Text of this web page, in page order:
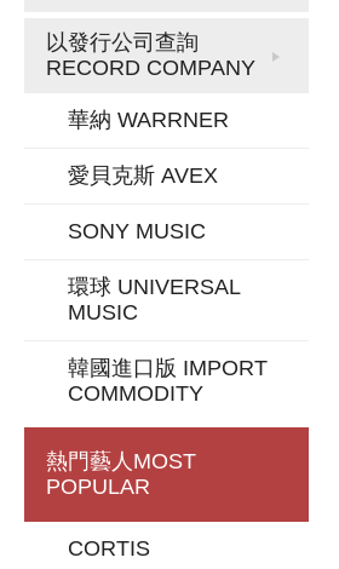
以發行公司查詢
RECORD COMPANY
華納 WARRNER
愛貝克斯 AVEX
SONY MUSIC
環球 UNIVERSAL
MUSIC
韓國進口版 IMPORT
COMMODITY
熱門藝人 MOST
POPULAR
CORTIS